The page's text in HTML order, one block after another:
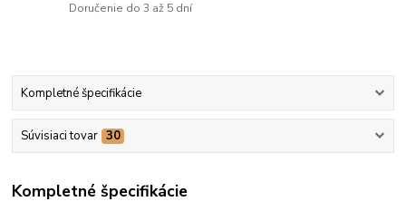
Doručenie do 3 až 5 dní
Kompletné špecifikácie
Súvisiaci tovar 30
Kompletné špecifikácie